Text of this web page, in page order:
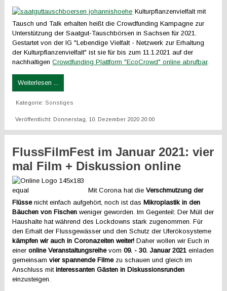
Kulturpflanzenvielfalt mit
Tausch und Talk erhalten heißt die Crowdfunding Kampagne zur
Unterstützung der Saatgut-Tauschbörsen in Sachsen für 2021.
Gestartet von der IG "Lebendige Vielfalt - Netzwerk zur Erhaltung
der Kulturpflanzenvielfalt" ist sie für bis zum 11.1.2021 auf der
nachhaltigenCrowdfunding Plattform "EcoCrowd" online abrufbar.
Weiterlesen ...
Kategorie:Sonstiges
Veröffentlicht: Donnerstag, 10. Dezember 2020 20:00
FlussFilmFest im Januar 2021: vier
mal Film + Diskussion online
Mit Corona hat dieVerschmutzung der
Flüssenicht einfach aufgehört, noch ist das Mikroplastik in den
Bäuchen von Fischen weniger geworden. Im Gegenteil: Der Müll der
Haushalte hat während des Lockdowns stark zugenommen. Für
den Erhalt der Flussgewässer und den Schutz der Uferökosysteme
kämpfen wir auch in Coronazeiten weiter!Daher wollen wir Euch in
eineronline Veranstaltungsreihevom09. - 30. Januar 2021 einladen
gemeinsamvier spannende Filmezu schauen und gleich im
Anschluss mit interessanten Gästen in Diskussionsrunden
einzusteigen.